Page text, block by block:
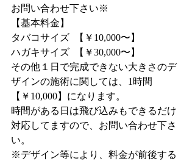
お問い合わせ下さい※
【基本料金】
タバコサイズ  【￥10,000〜】
ハガキサイズ  【￥30,000〜】
その他１日で完成できない大きさのデ
ザインの施術に関しては、1時間
【￥10,000】になります。
時間がある日は飛び込みもできるだけ
対応してますので、お問い合わせ下さ
い。
※デザイン等により、料金が前後する